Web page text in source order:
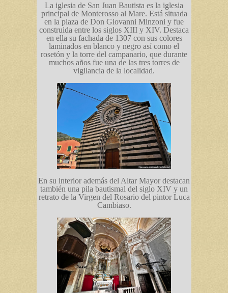
La iglesia de San Juan Bautista es la iglesia
principal de Monterosso al Mare. Está situada
en la plaza de Don Giovanni Minzoni y fue
construida entre los siglos XIII y XIV. Destaca
en ella su fachada de 1307 con sus colores
laminados en blanco y negro así como el
rosetón y la torre del campanario, que durante
muchos años fue una de las tres torres de
vigilancia de la localidad.
En su interior además del Altar Mayor destacan
también una pila bautismal del siglo XIV y un
retrato de la Virgen del Rosario del pintor Luca
Cambiaso.